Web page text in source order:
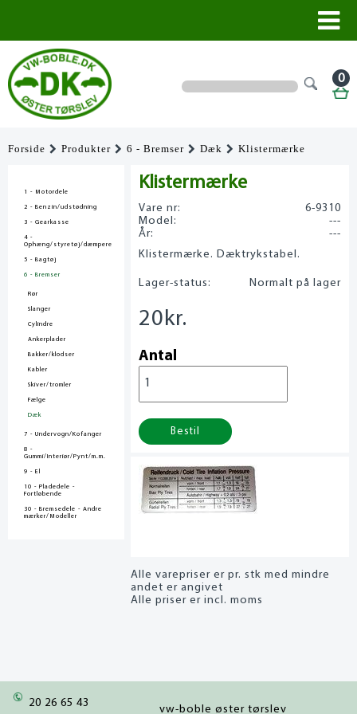
0
Forside Produkter 6 - Bremser Dæk Klistermærke
1 - Motordele
2 - Benzin/udstødning
3 - Gearkasse
4 -
Ophæng/styretøj/dæmpere
5 - Bagtøj
6 - Bremser
Rør
Slanger
Cylindre
Ankerplader
Bakker/klodser
Kabler
Skiver/tromler
Fælge
Dæk
7 - Undervogn/Kofanger
8 -
Gummi/Interiør/Pynt/m.m.
9 - El
10 - Pladedele -
Fortløbende
30 - Bremsedele - Andre
mærker/Modeller
Klistermærke
Vare nr:
6-9310
Model:
---
År:
---
Klistermærke. Dæktrykstabel.
Lager-status: Normalt på lager
20 kr.
Antal
Bestil
Alle varepriser er pr. stk med mindre
andet er angivet
Alle priser er incl. moms
20 26 65 43
vw-boble øster tørslev